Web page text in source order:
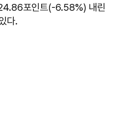
포인트(-6.58%) 내린
다.